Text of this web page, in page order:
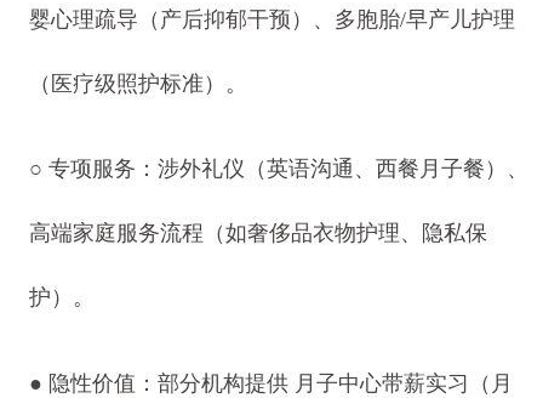
婴心理疏导（产后抑郁干预）、多胞胎/早产儿护理
（医疗级照护标准）。
○ 专项服务：涉外礼仪（英语沟通、西餐月子餐）、
高端家庭服务流程（如奢侈品衣物护理、隐私保
护）。
● 隐性价值：部分机构提供 月子中心带薪实习（月